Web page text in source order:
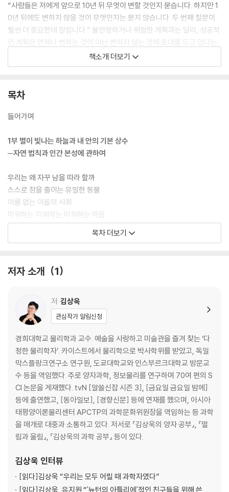
“사람들은 저에게 앞으로 10년 뒤 무엇이 변할 것인지 묻습니다. 하지만 1
0년 뒤에도 변하지 않을 것이 무엇인지는 묻지 않습니다. 두 번째 질문이
훨씬 더 중요한데 말입니다.” 불안정하거나 위험한 계획과는 달리, 성공적
인 계획은 언제나 변하는 것이 아닌 변하지 않는 것에 토대를 두고 있다는
그러면 변하지 않는 기본은 무엇일까? tvN 예능 프로그램 〈알쓸신잡〉 시
치 않는 ‘자연법칙과 인간 본성’, ‘우리 안의 끝없는 욕망 혹은 편향’, ‘미래에
인간’이라는 네 가지 주제 아래 지금 같은 변화의 시대에 알아두면 쓸데 있
책소개 더보기
목차
들어가며
1부 별이 빛나는 하늘과 내 안의 기본 상수
─자연 법칙과 인간 본성에 관하여
우리는 왜 자꾸 남을 따라 할까
스스로 잠을 줄이는 유일한 동물
이름 없는 이들의 사회
미워하는 미워하는 미워하는 마음
냉장고 앞에 선 사바나 원주민
2부 삶이라는 미지수, 최적의 해를 찾아서
인공지능이 지나간 자리
결혼과 사랑의 불안한 동행
아이들에게 스마트폰을 준다는 것은
인류 죽음 극복 프로젝트
공생, 미토콘드리아부터 기계까지
우리가 음모론에 빠지는 이유
달리는 기차에 중립은 없다
3부 아주 오래된 미래, 아직 오지 않은 과거
─내일을 결정할 초기 조건에 관하여
초기 조건 혹은 경계 조건의 힘
좌절은 어떻게 국가를 무너뜨리는가
민주주의란 무엇인가
목차 더보기
저자 소개 1
저 김상욱
관심작가 알림신청
경희대학교 물리학과 교수. 예술을 사랑하고 미술관을 즐겨 찾는 ‘다
정한 물리학자’. 카이스트에서 물리학으로 박사학위를 받았고, 독일
막스플랑크연구소 연구원, 도쿄대학교와 인스부르크대학교 방문교
수 등을 역임했다. 주로 양자과학, 정보물리를 연구하며 70여 편의 S
CI 논문을 게재했다. tvN [알쓸신잡 시즌 3], [금요일 금요일 밤에]
등에 출연했고, [동아일보], [경향신문] 등에 연재를 했으며, 아시아
태평양이론물리센터 APCTP의 과학문화위원장을 역임하는 등 과학
을 매개로 대중과 소통하고 있다. 저서로 『김상욱의 양자 공부』, 『떨
림과 울림』, 『김상욱의 과학 공부』 등이 있다.
김상욱 인터뷰
[읽다]김상욱 “우리는 모두 어릴 때 과학자였다”
[읽다]김상욱, 유지원 “'뉴턴의 아틀리에'적인 친구들을 위해 쓴